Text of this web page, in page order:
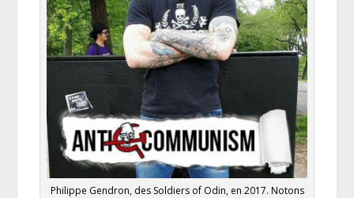
Philippe Gendron, des Soldiers of Odin, en 2017. Notons